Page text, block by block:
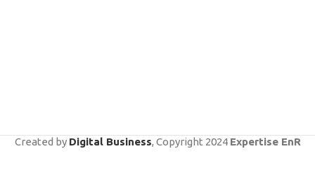
Created by Digital Business, Copyright 2024 Expertise EnR